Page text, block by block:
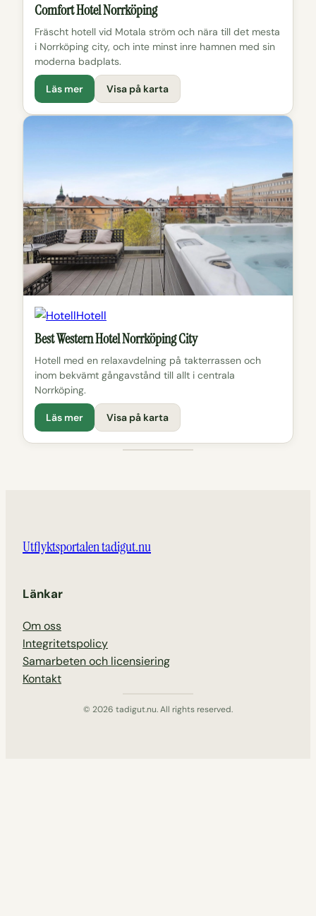
Comfort Hotel Norrköping
Fräscht hotell vid Motala ström och nära till det mesta
i Norrköping city, och inte minst inre hamnen med sin
moderna badplats.
Läs mer Visa på karta
Hotell
Best Western Hotel Norrköping City
Hotell med en relaxavdelning på takterrassen och
inom bekvämt gångavstånd till allt i centrala
Norrköping.
Läs mer Visa på karta
Utflyktsportalen tadigut.nu
Länkar
Om oss
Integritetspolicy
Samarbeten och licensiering
Kontakt
© 2026 tadigut.nu. All rights reserved.